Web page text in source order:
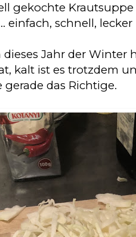
gekochte
einfach, schnell,
Jahr der Winter
kalt ist es trotzdem
gerade das Richtige.